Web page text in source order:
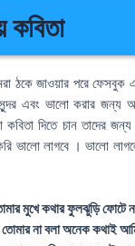
কবিতা
ঠকে জাওয়ার পরে ফেসবুক
এবং ভালো করার জন্য
কবিতা দিতে চান তাদের
ভালো লাগবে । ভালো
মুখে কথার ফুলঝুড়ি ফোটে
না বলা অনেক কথাই